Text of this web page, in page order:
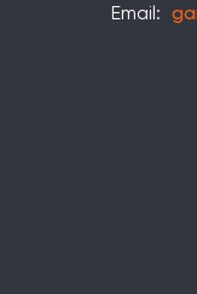
Email: